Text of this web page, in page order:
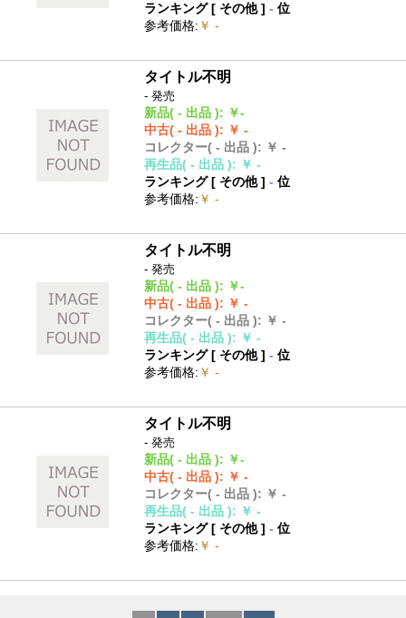
ランキング [ その他]- 位
参考価格: ￥ -
タイトル不明
- 発売
新品( - 出品 ): ￥-
中古( - 出品 ): ￥ -
コレクター( - 出品 ): ￥ -
再生品( - 出品 ): ￥ -
ランキング [ その他]- 位
参考価格: ￥ -
タイトル不明
- 発売
新品( - 出品 ): ￥-
中古( - 出品 ): ￥ -
コレクター( - 出品 ): ￥ -
再生品( - 出品 ): ￥ -
ランキング [ その他]- 位
参考価格: ￥ -
タイトル不明
- 発売
新品( - 出品 ): ￥-
中古( - 出品 ): ￥ -
コレクター( - 出品 ): ￥ -
再生品( - 出品 ): ￥ -
ランキング [ その他]- 位
参考価格: ￥ -